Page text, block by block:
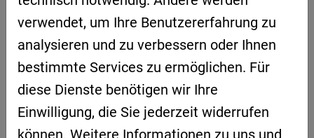
Getreu dem CIP-Motto „Gemeinsam wird es
KI“ istCIP ein zentraler Baustein von „Civic
Coding – Innovationsnetz KI für das
Gemeinwohl“, einer gemeinsamen Initiative
vomBundesministerium für Arbeit und
Soziales (BMAS) , demBundesministerium
verwendet, um Ihre Benutzererfahrung zu
analysieren und zu verbessern oder Ihnen
bestimmte Services zu ermöglichen. Für
diese Dienste benötigen wir Ihre
Einwilligung, die Sie jederzeit widerrufen
können. Weitere Informationen zu uns und